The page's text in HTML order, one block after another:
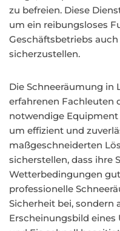
zu befreien. Diese
um ein reibungsloses
Geschäftsbetriebs
sicherzustellen.
Die Schneeräumung in
erfahrenen Fachleuten
notwendige Equipment
um effizient und
maßgeschneiderten
sicherstellen, dass ihre
Wetterbedingungen
professionelle
Sicherheit bei, sondern
Erscheinungsbild